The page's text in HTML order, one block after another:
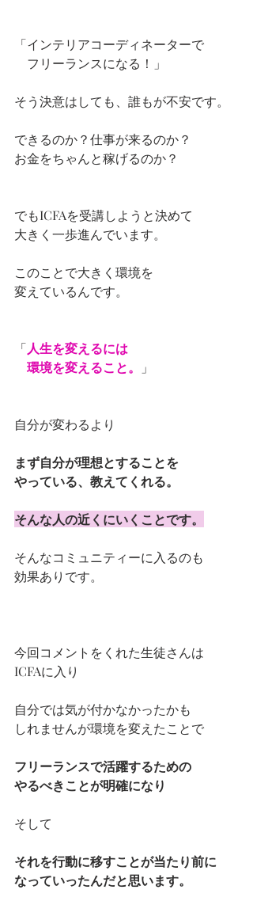
「インテリアコーディネーターで
フリーランスになる！」
そう決意はしても、誰もが不安です。
できるのか？仕事が来るのか？
お金をちゃんと稼げるのか？
でもICFAを受講しようと決めて
大きく一歩進んでいます。
このことで大きく環境を
変えているんです。
「人生を変えるには
環境を変えること。
」
自分が変わるより
まず自分が理想とすることを
やっている、教えてくれる。
そんな人の近くにいくことです。
そんなコミュニティーに入るのも
効果ありです。
今回コメントをくれた生徒さんは
ICFAに入り
自分では気が付かなかったかも
しれませんが環境を変えたことで
フリーランスで活躍するための
やるべきことが明確になり
そして
それを行動に移すことが当たり前に
なっていったんだと思います。